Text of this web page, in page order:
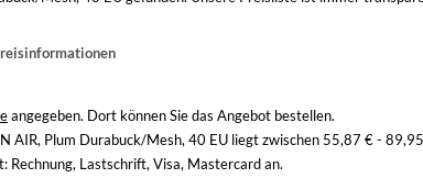
angegeben. Dort können Sie das Angebot bestellen.
AIR, Plum Durabuck/Mesh, 40 EU liegt zwischen 55,87 € -
Rechnung, Lastschrift, Visa, Mastercard an.